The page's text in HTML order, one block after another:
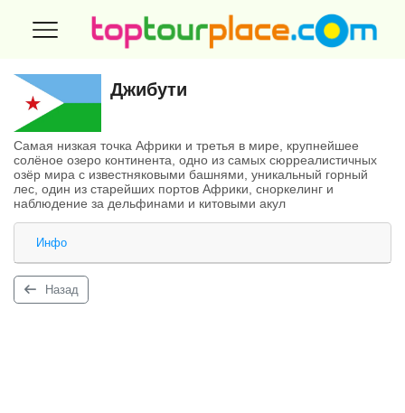
Джибути
Самая низкая точка Африки и третья в мире, крупнейшее
солёное озеро континента, одно из самых сюрреалистичных
озёр мира с известняковыми башнями, уникальный горный
лес, один из старейших портов Африки, сноркелинг и
наблюдение за дельфинами и китовыми акул
Инфо
Назад